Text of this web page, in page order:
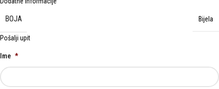
BOJA Bijela
Pošalji upit
Ime *